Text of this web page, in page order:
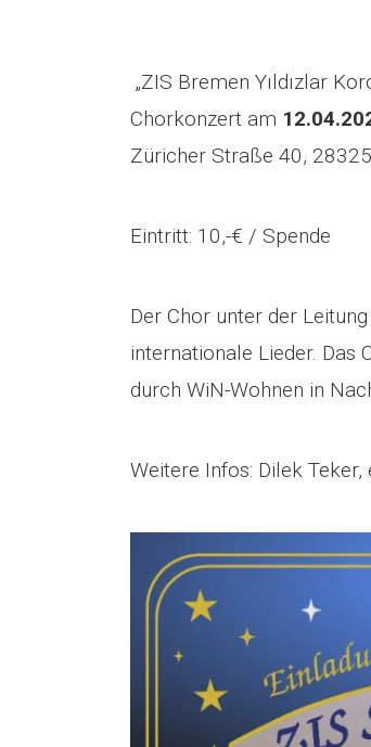
„ZIS Bremen Yıldızlar
Chorkonzert am
Züricher Straße 40,
Eintritt: 10,-€ / Spende
Der Chor unter der
internationale Lieder.
durch WiN-Wohnen in
Weitere Infos: Dilek